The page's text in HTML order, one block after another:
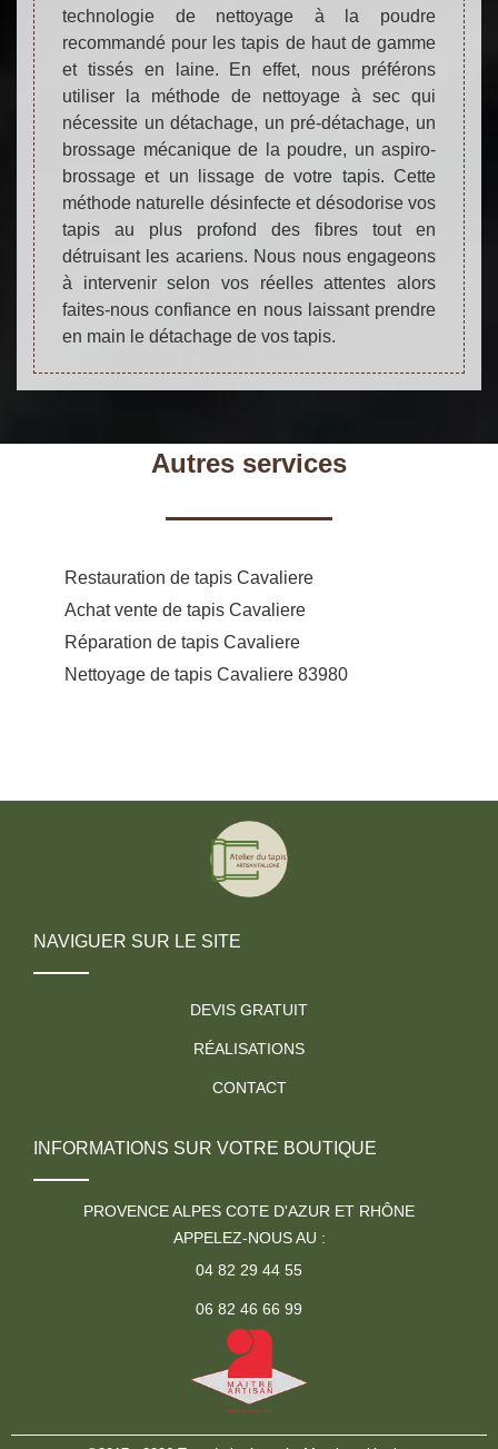
technologie de nettoyage à la poudre
recommandé pour les tapis de haut de gamme
et tissés en laine. En effet, nous préférons
utiliser la méthode de nettoyage à sec qui
nécessite un détachage, un pré-détachage, un
brossage mécanique de la poudre, un aspiro-
brossage et un lissage de votre tapis. Cette
méthode naturelle désinfecte et désodorise vos
tapis au plus profond des fibres tout en
détruisant les acariens. Nous nous engageons
à intervenir selon vos réelles attentes alors
faites-nous confiance en nous laissant prendre
en main le détachage de vos tapis.
Autres services
Restauration de tapis Cavaliere
Achat vente de tapis Cavaliere
Réparation de tapis Cavaliere
Nettoyage de tapis Cavaliere 83980
NAVIGUER SUR LE SITE
DEVIS GRATUIT
RÉALISATIONS
CONTACT
INFORMATIONS SUR VOTRE BOUTIQUE
PROVENCE ALPES COTE D'AZUR ET RHÔNE
APPELEZ-NOUS AU :
04 82 29 44 55
06 82 46 66 99